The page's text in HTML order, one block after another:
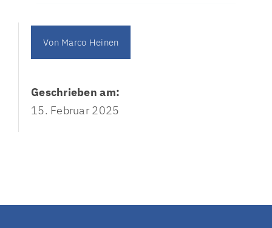
Von Marco Heinen
Geschrieben am:
15. Februar 2025